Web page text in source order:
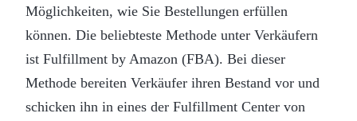
Möglichkeiten, wie Sie Bestellungen erfüllen
können. Die beliebteste Methode unter Verkäufern
ist Fulfillment by Amazon (FBA). Bei dieser
Methode bereiten Verkäufer ihren Bestand vor und
schicken ihn in eines der Fulfillment Center von